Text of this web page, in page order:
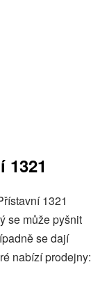
1321
1321
se může pyšnit
se dají
nabízí prodejny: